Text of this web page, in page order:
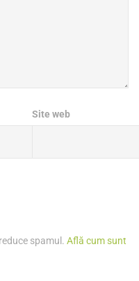
Site web
spamul. Află cum sunt